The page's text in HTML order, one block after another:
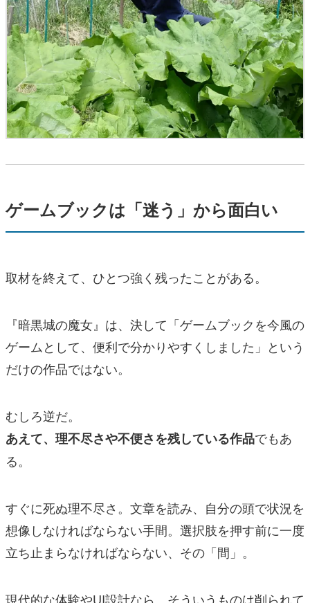
ゲームブックは「迷う」から面白い
取材を終えて、ひとつ強く残ったことがある。
『暗黒城の魔女』は、決して「ゲームブックを今風の
ゲームとして、便利で分かりやすくしました」という
だけの作品ではない。
むしろ逆だ。
あえて、理不尽さや不便さを残している作品でもあ
る。
すぐに死ぬ理不尽さ。文章を読み、自分の頭で状況を
想像しなければならない手間。選択肢を押す前に一度
立ち止まらなければならない、その「間」。
現代的な体験やUI設計なら、そういうものは削られて